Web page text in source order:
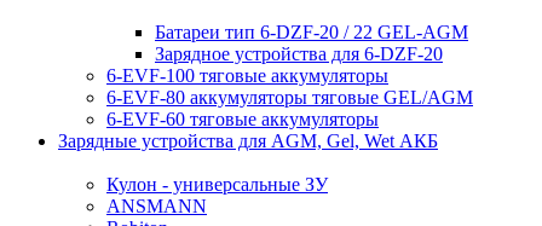
Батареи тип 6-DZF-20 / 22 GEL-AGM
Зарядное устройства для 6-DZF-20
6-EVF-100 тяговые аккумуляторы
6-EVF-80 аккумуляторы тяговые GEL/AGM
6-EVF-60 тяговые аккумуляторы
Зарядные устройства для AGM, Gel, Wet АКБ
Кулон - универсальные ЗУ
ANSMANN